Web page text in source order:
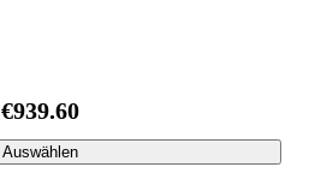
€939.60
Auswählen